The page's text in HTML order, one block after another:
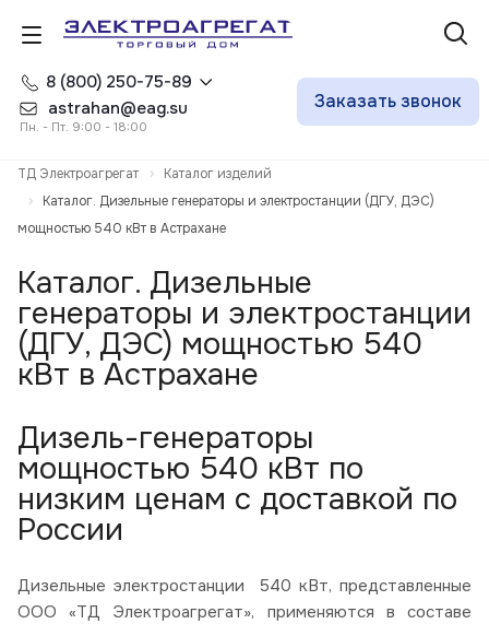
8 (800) 250-75-89
astrahan@eag.su
Пн. - Пт. 9:00 - 18:00
Заказать звонок
ТД Электроагрегат
Каталог изделий
Каталог. Дизельные генераторы и электростанции (ДГУ, ДЭС)
мощностью 540 кВт в Астрахане
Каталог. Дизельные
генераторы и электростанции
(ДГУ, ДЭС) мощностью 540
кВт в Астрахане
Дизель-генераторы
мощностью 540 кВт по
низким ценам с доставкой по
России
Дизельные электростанции 540 кВт, представленные
ООО «ТД Электроагрегат», применяются в составе